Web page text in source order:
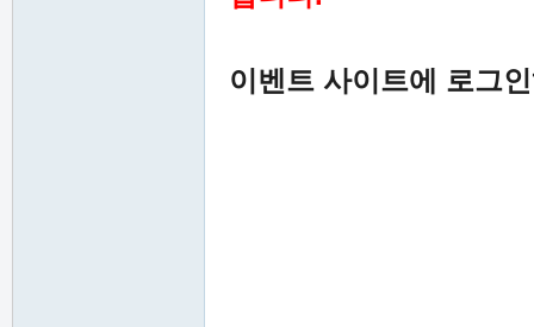
이벤트 사이트에 로그